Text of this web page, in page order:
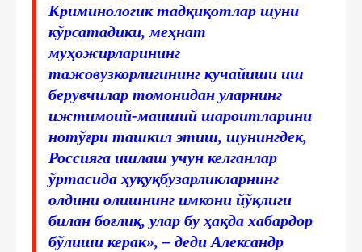
Криминологик тадқиқотлар шуни
кўрсатадики, меҳнат
муҳожирларининг
тажовузкорлигининг кучайиши иш
берувчилар томонидан уларнинг
ижтимоий-маиший шароитларини
нотўғри ташкил этиш, шунингдек,
Россияга ишлаш учун келганлар
ўртасида ҳуқуқбузарликларнинг
олдини олишнинг имкони йўқлиги
билан боғлиқ, улар бу ҳақда хабардор
бўлиши керак», – деди Aлександр